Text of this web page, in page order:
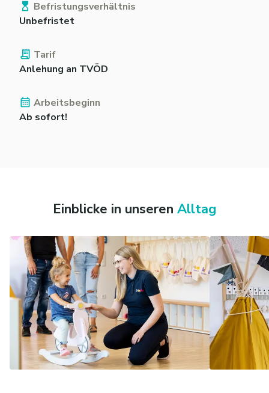
Befristungsverhältnis
Unbefristet
Tarif
Anlehung an TVÖD
Arbeitsbeginn
Ab sofort!
Einblicke in unseren Alltag